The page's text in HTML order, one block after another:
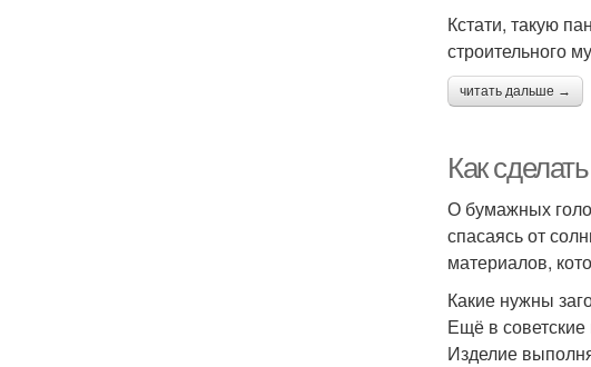
Кстати, такую
строительного
читать дальше →
Как
О бумажных
спасаясь от
материалов,
Какие нужны
Ещё в
Изделие